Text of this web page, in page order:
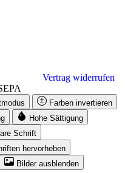
Vertrag widerrufen
Farben invertieren
Hohe Sättigung
Schrift
hervorheben
Bilder ausblenden